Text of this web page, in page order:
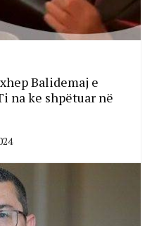
Balidemaj e
na ke shpëtuar në